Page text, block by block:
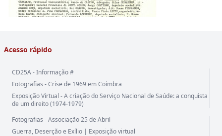
Acesso rápido
CD25A - Informação #
Fotografias - Crise de 1969 em Coimbra
Exposição Virtual - A criação do Serviço Nacional de Saúde: a conquista
de um direito (1974-1979)
Fotografias - Associação 25 de Abril
Guerra, Deserção e Exílio | Exposição virtual